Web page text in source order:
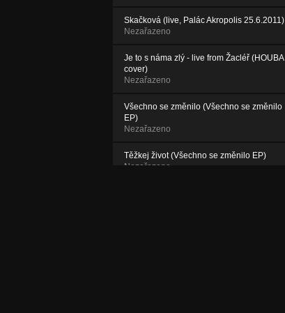
Skačková (live, Palác Akropolis 25.6.2011)
Nezařazeno
Je to s náma zlý - live from Žacléř (HOUBA
cover)
Nezařazeno
Všechno se změnilo (Všechno se změnilo
EP)
Nezařazeno
Těžkej život (Všechno se změnilo EP)
Nezařazeno